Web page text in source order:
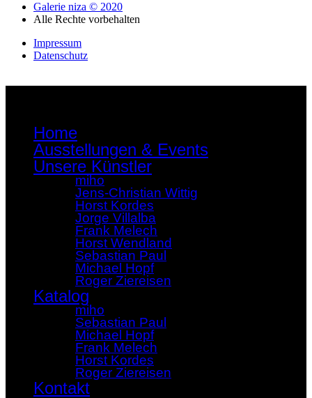
Galerie niza © 2020
Alle Rechte vorbehalten
Impressum
Datenschutz
Home
Ausstellungen & Events
Unsere Künstler
miho
Jens-Christian Wittig
Horst Kordes
Jorge Villalba
Frank Melech
Horst Wendland
Sebastian Paul
Michael Hopf
Roger Ziereisen
Katalog
miho
Sebastian Paul
Michael Hopf
Frank Melech
Horst Kordes
Roger Ziereisen
Kontakt